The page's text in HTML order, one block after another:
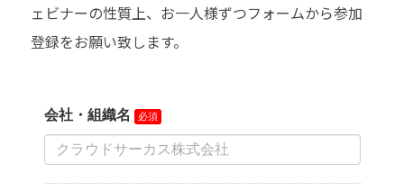
ェビナーの性質上、お一人様ずつフォームから参加
登録をお願い致します。